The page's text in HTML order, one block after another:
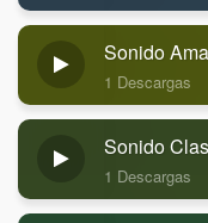
Sonido
1 Descargas
Sonido
1 Descargas